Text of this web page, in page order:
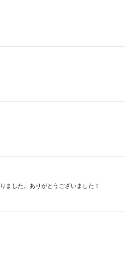
ました。ありがとうございました！